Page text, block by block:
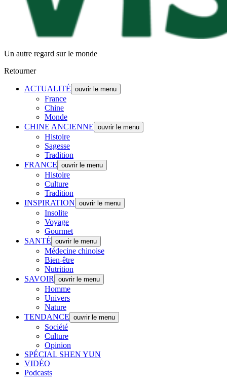
Un autre regard sur le monde
Retourner
ACTUALITÉ ouvrir le menu
France
Chine
Monde
CHINE ANCIENNE ouvrir le menu
Histoire
Sagesse
Tradition
FRANCE ouvrir le menu
Histoire
Culture
Tradition
INSPIRATION ouvrir le menu
Insolite
Voyage
Gourmet
SANTÉ ouvrir le menu
Médecine chinoise
Bien-être
Nutrition
SAVOIR
ouvrir le menu
Homme
Univers
Nature
TENDANCE ouvrir le menu
Société
Culture
Opinion
SPÉCIAL SHEN YUN
VIDÉO
Podcasts